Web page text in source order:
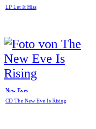
LP Let It Hiss
New Eves
CD The New Eve Is Rising